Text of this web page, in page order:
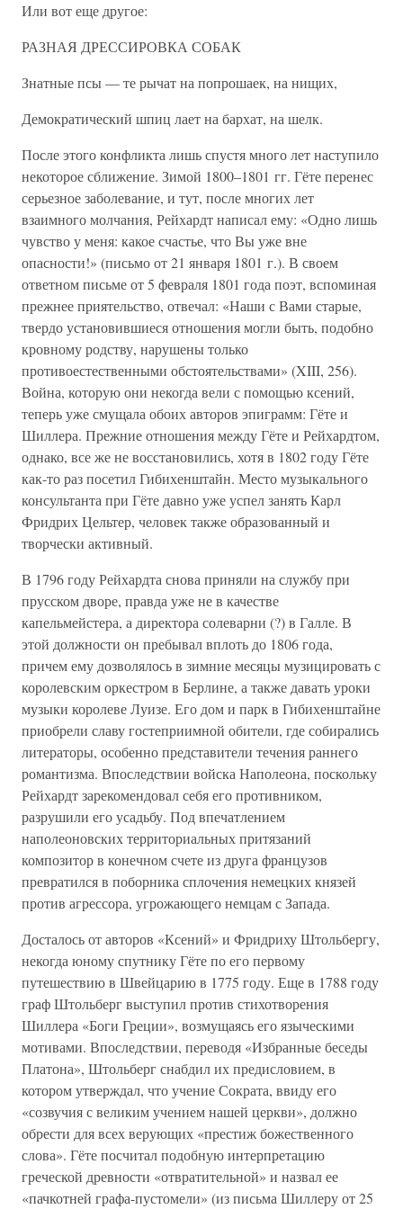
Или вот еще другое:
РАЗНАЯ ДРЕССИРОВКА СОБАК
Знатные псы — те рычат на попрошаек, на нищих,
Демократический шпиц лает на бархат, на шелк.
После этого конфликта лишь спустя много лет наступило
некоторое сближение. Зимой 1800–1801 гг. Гёте перенес
серьезное заболевание, и тут, после многих лет
взаимного молчания, Рейхардт написал ему: «Одно лишь
чувство у меня: какое счастье, что Вы уже вне
опасности!» (письмо от 21 января 1801 г.). В своем
ответном письме от 5 февраля 1801 года поэт, вспоминая
прежнее приятельство, отвечал: «Наши с Вами старые,
твердо установившиеся отношения могли быть, подобно
кровному родству, нарушены только
противоестественными обстоятельствами» (XIII, 256).
Война, которую они некогда вели с помощью ксений,
теперь уже смущала обоих авторов эпиграмм: Гёте и
Шиллера. Прежние отношения между Гёте и Рейхардтом,
однако, все же не восстановились, хотя в 1802 году Гёте
как-то раз посетил Гибихенштайн. Место музыкального
консультанта при Гёте давно уже успел занять Карл
Фридрих Цельтер, человек также образованный и
творчески активный.
В 1796 году Рейхардта снова приняли на службу при
прусском дворе, правда уже не в качестве
капельмейстера, а директора солеварни (?) в Галле. В
этой должности он пребывал вплоть до 1806 года,
причем ему дозволялось в зимние месяцы музицировать с
королевским оркестром в Берлине, а также давать уроки
музыки королеве Луизе. Его дом и парк в Гибихенштайне
приобрели славу гостеприимной обители, где собирались
литераторы, особенно представители течения раннего
романтизма. Впоследствии войска Наполеона, поскольку
Рейхардт зарекомендовал себя его противником,
разрушили его усадьбу. Под впечатлением
наполеоновских территориальных притязаний
композитор в конечном счете из друга французов
превратился в поборника сплочения немецких князей
против агрессора, угрожающего немцам с Запада.
Досталось от авторов «Ксений» и Фридриху Штольбергу,
некогда юному спутнику Гёте по его первому
путешествию в Швейцарию в 1775 году. Еще в 1788 году
граф Штольберг выступил против стихотворения
Шиллера «Боги Греции», возмущаясь его языческими
мотивами. Впоследствии, переводя «Избранные беседы
Платона», Штольберг снабдил их предисловием, в
котором утверждал, что учение Сократа, ввиду его
«созвучия с великим учением нашей церкви», должно
обрести для всех верующих «престиж божественного
слова». Гёте посчитал подобную интерпретацию
греческой древности «отвратительной» и назвал ее
«пачкотней графа-пустомели» (из письма Шиллеру от 25